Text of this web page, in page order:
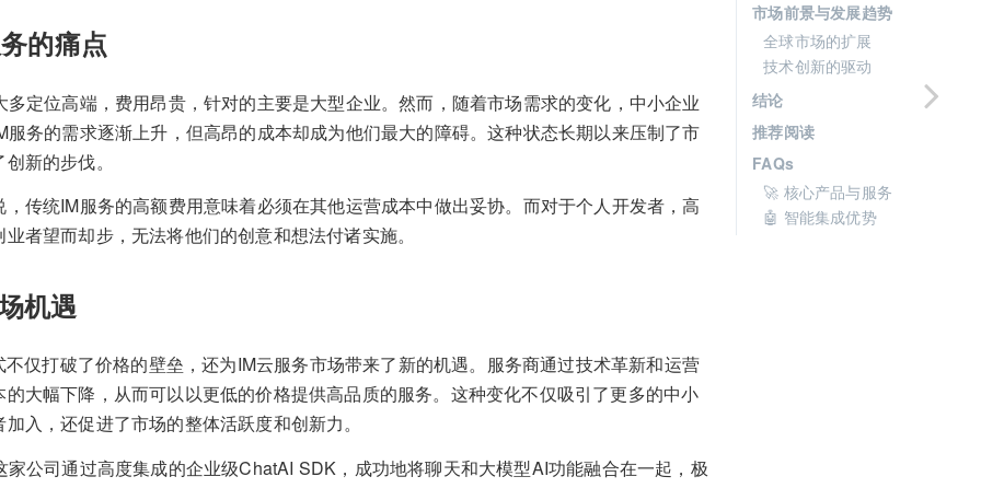
的痛点
多定位高端，费用昂贵，针对的主要是大型企业。然而，随着市场需求的变化，中小企业
服务的需求逐渐上升，但高昂的成本却成为他们最大的障碍。这种状态长期以来压制了市
新的步伐。
传统IM服务的高额费用意味着必须在其他运营成本中做出妥协。而对于个人开发者，高
者望而却步，无法将他们的创意和想法付诸实施。
机遇
仅打破了价格的壁垒，还为IM云服务市场带来了新的机遇。服务商通过技术革新和运营
大幅下降，从而可以以更低的价格提供高品质的服务。这种变化不仅吸引了更多的中小
入，还促进了市场的整体活跃度和创新力。
家公司通过高度集成的企业级ChatAI SDK，成功地将聊天和大模型AI功能融合在一起，极
市场前景与发展趋势
全球市场的扩展
技术创新的驱动
结论
推荐阅读
FAQs
🚀 核心产品与服务
🤖 智能集成优势